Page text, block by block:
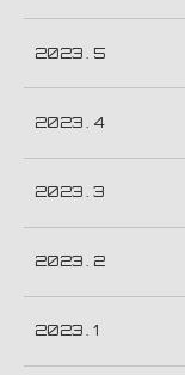
2023 . 5
2023 . 4
2023 . 3
2023 . 2
2023 . 1